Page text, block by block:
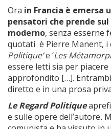
Ora in Francia è emersa
pensatori che prende
moderno, senza esserne
quotati è Pierre Manent, i
Politique’e ‘Les
essere letti sia per
approfondito […].
diretto e in una prosa
Le Regard Politique
e sulle opere dell’autore.